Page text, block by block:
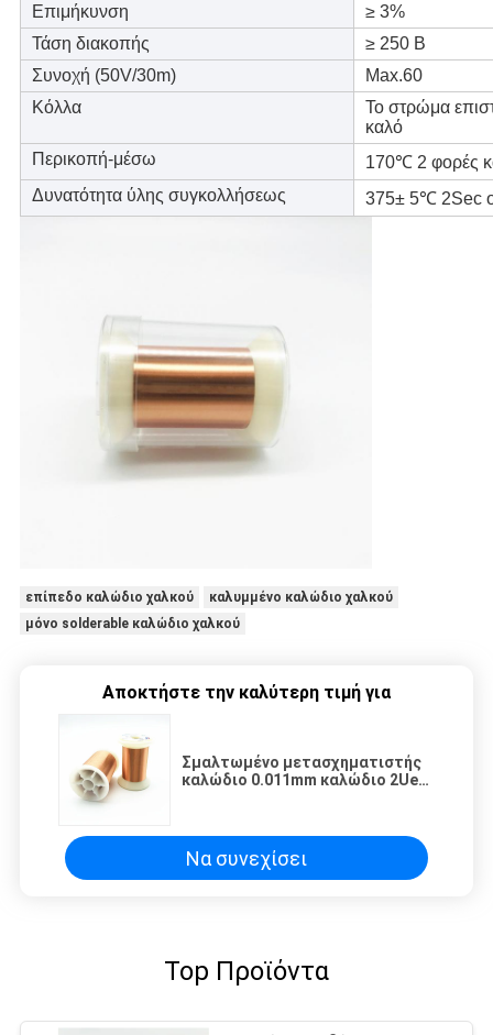
Επιμήκυνση
≥ 3%
Τάση διακοπής
≥ 250 Β
Συνοχή (50V/30m)
Max.60
Κόλλα
Το στρώμα
καλό
Περικοπή-μέσω
170℃ 2 φορές
Δυνατότητα ύλης συγκολλήσεως
375± 5℃ 2Sec
επίπεδο καλώδιο χαλκού
καλυμμένο καλώδιο χαλκού
μόνο solderable καλώδιο χαλκού
Αποκτήστε την καλύτερη τιμή για
Σμαλτωμένο μετασχηματιστής
καλώδιο 0.011mm καλώδιο 2Uew
Να συνεχίσει
Top Προϊόντα